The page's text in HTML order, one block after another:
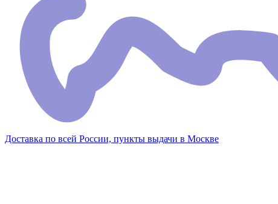
Доставка по всей России, пункты выдачи в Москве